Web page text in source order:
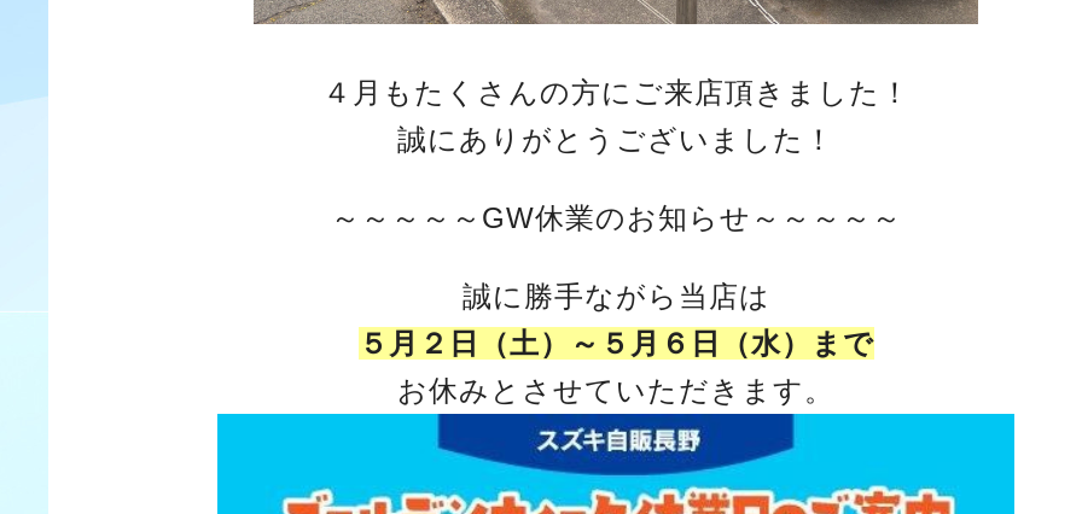
４月もたくさんの方にご来店頂きました！
誠にありがとうございました！
～～～～～GW休業のお知らせ～～～～～
誠に勝手ながら当店は
５月２日（土）～５月６日（水）まで
お休みとさせていただきます。